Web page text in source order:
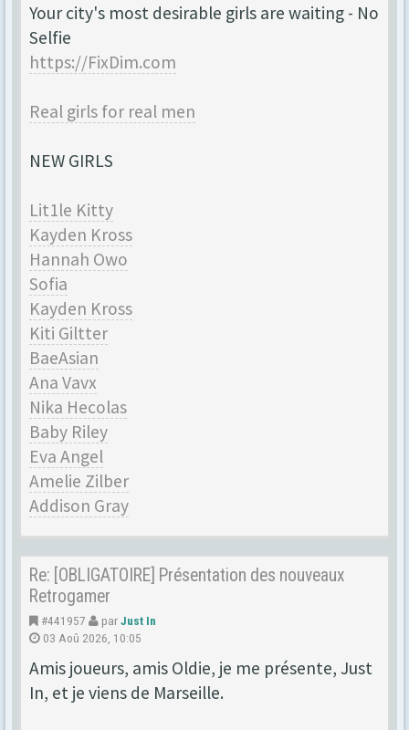
Your city's most desirable girls are waiting - No
Selfie
https://FixDim.com
Real girls for real men
NEW GIRLS
Lit1le Kitty
Kayden Kross
Hannah Owo
Sofia
Kayden Kross
Kiti Giltter
BaeAsian
Ana Vavx
Nika Hecolas
Baby Riley
Eva Angel
Amelie Zilber
Addison Gray
Re: [OBLIGATOIRE] Présentation des nouveaux
Retrogamer
#441957 parJust In
03 Aoû 2026, 10:05
Amis joueurs, amis Oldie, je me présente, Just
In, et je viens de Marseille.